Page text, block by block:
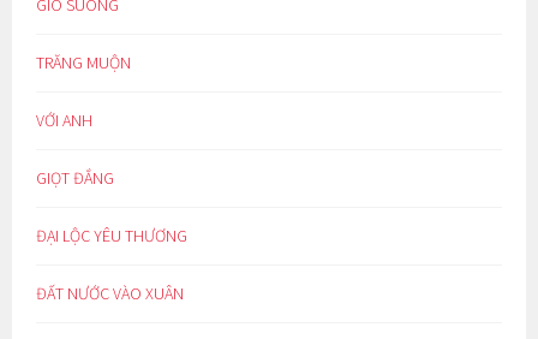
GIÓ SUÔNG
TRĂNG MUỘN
VỚI ANH
GIỌT ĐẮNG
ĐẠI LỘC YÊU THƯƠNG
ĐẤT NƯỚC VÀO XUÂN